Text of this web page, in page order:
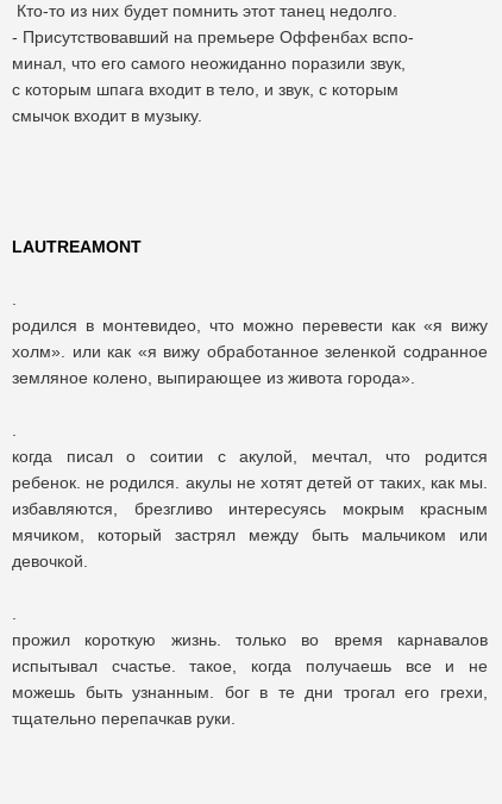
Кто-то из них будет помнить этот танец недолго.
- Присутствовавший на премьере Оффенбах вспо-
минал, что его самого неожиданно поразили звук,
с которым шпага входит в тело, и звук, с которым
смычок входит в музыку.
LAUTREAMONT
родился в монтевидео, что можно перевести как «я вижу
холм». или как «я вижу обработанное зеленкой содранное
земляное колено, выпирающее из живота города».
когда писал о соитии с акулой, мечтал, что родится
ребенок. не родился. акулы не хотят детей от таких, как мы.
избавляются, брезгливо интересуясь мокрым красным
мячиком, который застрял между быть мальчиком или
девочкой.
прожил короткую жизнь. только во время карнавалов
испытывал счастье. такое, когда получаешь все и не
можешь быть узнанным. бог в те дни трогал его грехи,
тщательно перепачкав руки.